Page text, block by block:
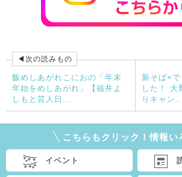
◀次の読みもの
飯めしあがれこにおの「年末
年始をめしあがれ」【福井よ
しもと芸人日...
新そば×
した！ 大
りキャン
こちらもクリック！情報い
イベント